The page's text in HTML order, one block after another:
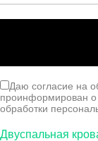
Даю согласие на
проинформирован о
обработки
Двуспальная